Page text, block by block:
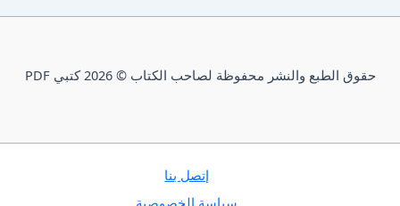
حقوق الطبع والنشر محفوظة لصاحب الكتاب © 2026 كتبي PDF
إتصل بنا
سياسة الخصوصية